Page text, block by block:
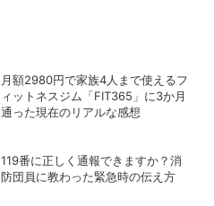
月額2980円で家族4人まで使えるフ
ィットネスジム「FIT365」に3か月
通った現在のリアルな感想
119番に正しく通報できますか？消
防団員に教わった緊急時の伝え方